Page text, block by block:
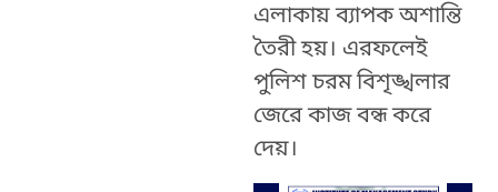
এলাকায় ব্যাপক অশান্তি
তৈরী হয়। এরফলেই
পুলিশ চরম বিশৃঙ্খলার
জেরে কাজ বন্ধ করে
দেয়।